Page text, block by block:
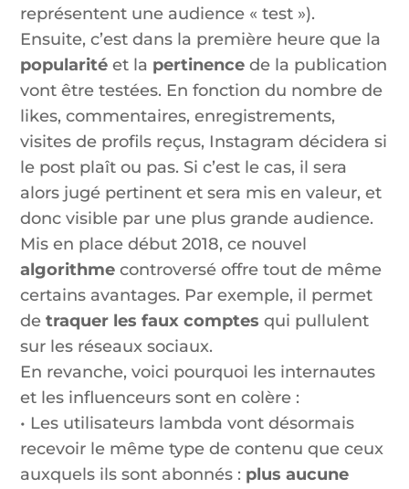
représentent une audience « test »).
Ensuite, c’est dans la première heure que la
popularité et la pertinence de la publication
vont être testées. En fonction du nombre de
likes, commentaires, enregistrements,
visites de profils reçus, Instagram décidera si
le post plaît ou pas. Si c’est le cas, il sera
alors jugé pertinent et sera mis en valeur, et
donc visible par une plus grande audience.
Mis en place début 2018, ce nouvel
algorithme controversé offre tout de même
certains avantages. Par exemple, il permet
detraquer les faux comptes qui pullulent
sur les réseaux sociaux.
En revanche, voici pourquoi les internautes
et les influenceurs sont en colère :
• Les utilisateurs lambda vont désormais
recevoir le même type de contenu que ceux
auxquels ils sont abonnés : plus aucune